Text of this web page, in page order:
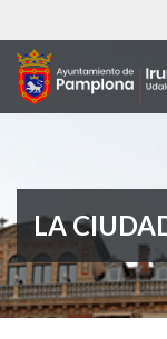
al
contenido
principal
LA